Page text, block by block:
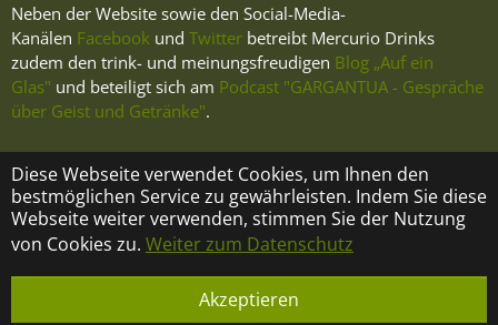
Diese Webseite verwendet Cookies, um Ihnen den
bestmöglichen Service zu gewährleisten. Indem Sie diese
Webseite weiter verwenden, stimmen Sie der Nutzung
von Cookies zu. Weiter zum Datenschutz
Akzeptieren
Neben der Website sowie den Social-Media-
Kanälen Facebook und Twitter betreibt Mercurio Drinks
zudem den trink- und meinungsfreudigen Blog „Auf ein
Glas" und beteiligt sich am Podcast "GARGANTUA - Gespräche
über Geist und Getränke".
KONTAKT ÜBER MERCURIO DRINKS
IMPRESSUM
© Copyright 2023 Mercurio Drinks